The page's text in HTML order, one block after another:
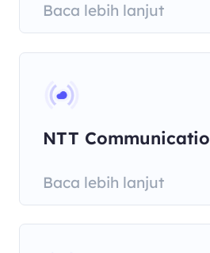
Baca lebih lanjut
NTT
Baca lebih lanjut